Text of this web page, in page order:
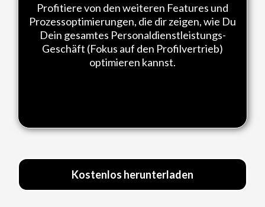
Profitiere von den weiteren Features und
Prozessoptimierungen, die dir zeigen, wie Du
Dein gesamtes Personaldienstleistungs-
Geschäft (Fokus auf den Profilvertrieb)
optimieren kannst.
Kostenlos herunterladen